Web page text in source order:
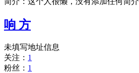
响 方
未填写地址信息
关注： 1
粉丝： 1